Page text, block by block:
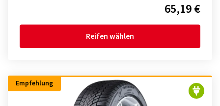
65,19 €
Reifen wählen
Empfehlung